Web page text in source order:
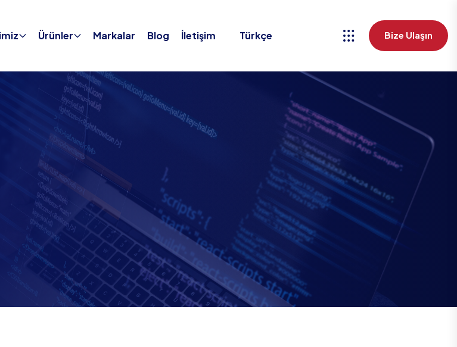
Ürünler Markalar Blog İletişim Türkçe Bize Ulaşın